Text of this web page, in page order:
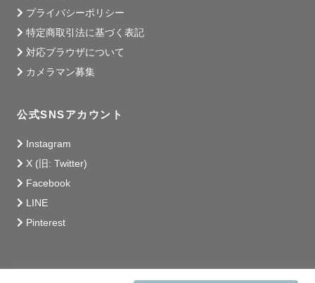
プライバシーポリシー
特定商取引法に基づく表記
対応ブラウザについて
カメラマン募集
公式SNSアカウント
Instagram
X (旧: Twitter)
Facebook
LINE
Pinterest